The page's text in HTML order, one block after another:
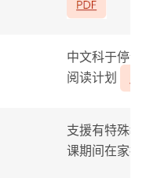
中文科于停
阅读计划
支援有特殊
课期间在家